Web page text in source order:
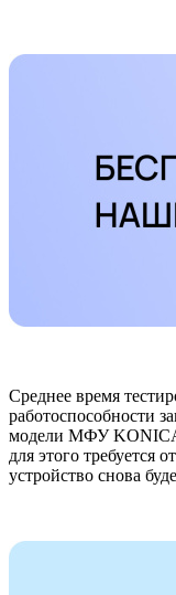
Среднее время
работоспособности
модели МФУ
для этого требуется
устройство снова